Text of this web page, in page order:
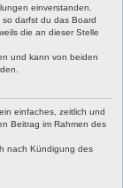
einverstanden.
darfst du das Board
die an dieser Stelle
und kann von beiden
einfaches, zeitlich und
Beitrag im Rahmen des
nach Kündigung des